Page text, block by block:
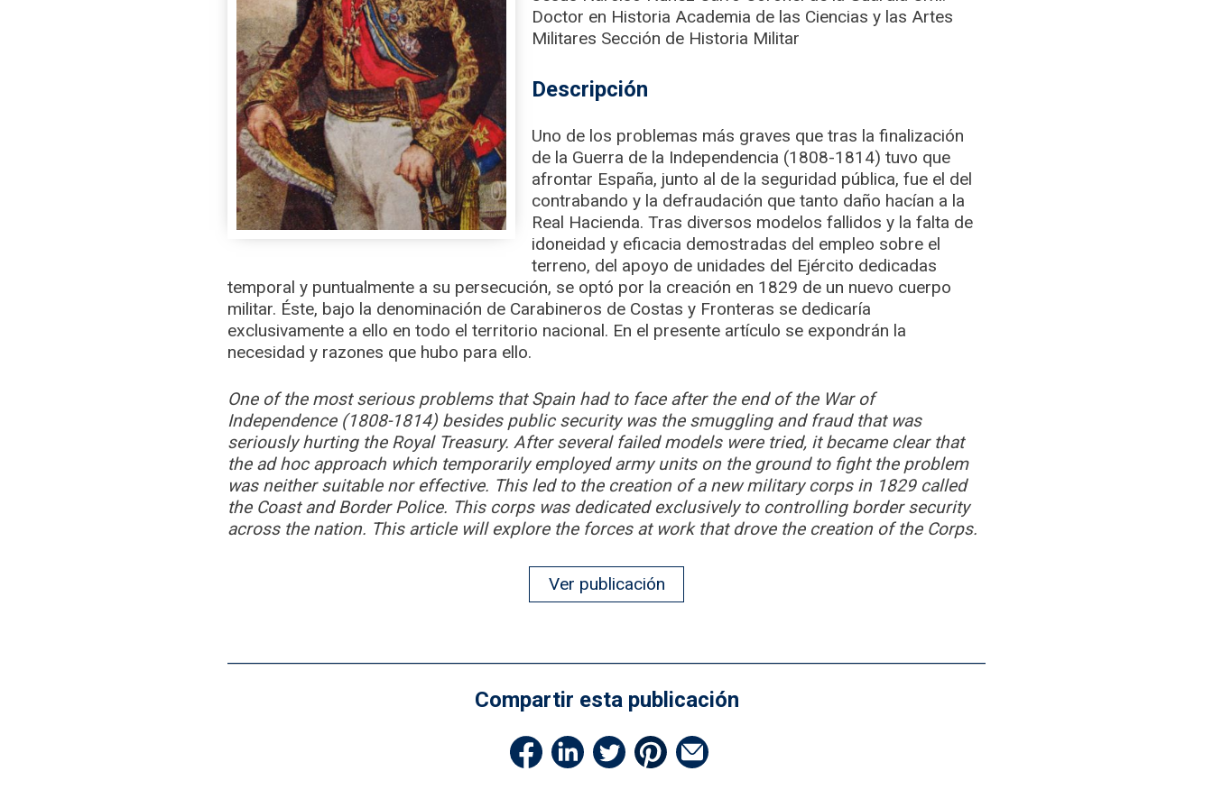
Doctor en Historia Academia de las Ciencias y las Artes
Militares Sección de Historia Militar
Descripción
Uno de los problemas más graves que tras la finalización
de la Guerra de la Independencia (1808-1814) tuvo que
afrontar España, junto al de la seguridad pública, fue el del
contrabando y la defraudación que tanto daño hacían a la
Real Hacienda. Tras diversos modelos fallidos y la falta de
idoneidad y eficacia demostradas del empleo sobre el
terreno, del apoyo de unidades del Ejército dedicadas
temporal y puntualmente a su persecución, se optó por la creación en 1829 de un nuevo cuerpo
militar. Éste, bajo la denominación de Carabineros de Costas y Fronteras se dedicaría
exclusivamente a ello en todo el territorio nacional. En el presente artículo se expondrán la
necesidad y razones que hubo para ello.
One of the most serious problems that Spain had to face after the end of the War of
Independence (1808-1814) besides public security was the smuggling and fraud that was
seriously hurting the Royal Treasury. After several failed models were tried, it became clear that
the ad hoc approach which temporarily employed army units on the ground to fight the problem
was neither suitable nor effective. This led to the creation of a new military corps in 1829 called
the Coast and Border Police. This corps was dedicated exclusively to controlling border security
across the nation. This article will explore the forces at work that drove the creation of the Corps.
Ver publicación
Compartir esta publicación